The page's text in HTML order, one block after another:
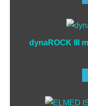
dynaROCK III